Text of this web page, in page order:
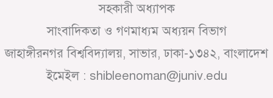
সহকারী অধ্যাপক
সাংবাদিকতা ও গণমাধ্যম অধ্যয়ন বিভাগ
জাহাঙ্গীরনগর বিশ্ববিদ্যালয়, সাভার, ঢাকা-১৩৪২, বাংলাদেশ
ইমেইল : shibleenoman@juniv.edu